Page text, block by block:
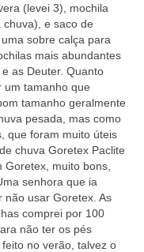
(levei 3), mochila
e saco de
sobre calça para
mais abundantes
as Deuter. Quanto
um tamanho que
tamanho geralmente
pesada, mas como
que foram muito úteis
chuva Goretex Paclite
muito bons,
senhora que ia
não usar Goretex. As
comprei por 100
não ter os pés
no verão, talvez o